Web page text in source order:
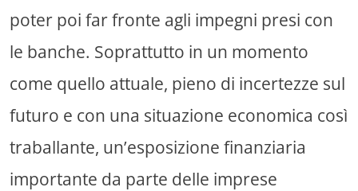
poter poi far fronte agli impegni presi con
le banche. Soprattutto in un momento
come quello attuale, pieno di incertezze sul
futuro e con una situazione economica così
traballante, un’esposizione finanziaria
importante da parte delle imprese